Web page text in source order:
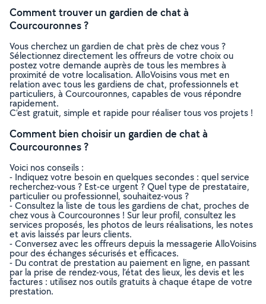
Comment trouver un gardien de chat à
Courcouronnes ?
Vous cherchez un gardien de chat près de chez vous ?
Sélectionnez directement les offreurs de votre choix ou
postez votre demande auprès de tous les membres à
proximité de votre localisation. AlloVoisins vous met en
relation avec tous les gardiens de chat, professionnels et
particuliers, à Courcouronnes, capables de vous répondre
rapidement.
C’est gratuit, simple et rapide pour réaliser tous vos projets !
Comment bien choisir un gardien de chat à
Courcouronnes ?
Voici nos conseils :
- Indiquez votre besoin en quelques secondes : quel service
recherchez-vous ? Est-ce urgent ? Quel type de prestataire,
particulier ou professionnel, souhaitez-vous ?
- Consultez la liste de tous les gardiens de chat, proches de
chez vous à Courcouronnes ! Sur leur profil, consultez les
services proposés, les photos de leurs réalisations, les notes
et avis laissés par leurs clients.
- Conversez avec les offreurs depuis la messagerie AlloVoisins
pour des échanges sécurisés et efficaces.
- Du contrat de prestation au paiement en ligne, en passant
par la prise de rendez-vous, l’état des lieux, les devis et les
factures : utilisez nos outils gratuits à chaque étape de votre
prestation.